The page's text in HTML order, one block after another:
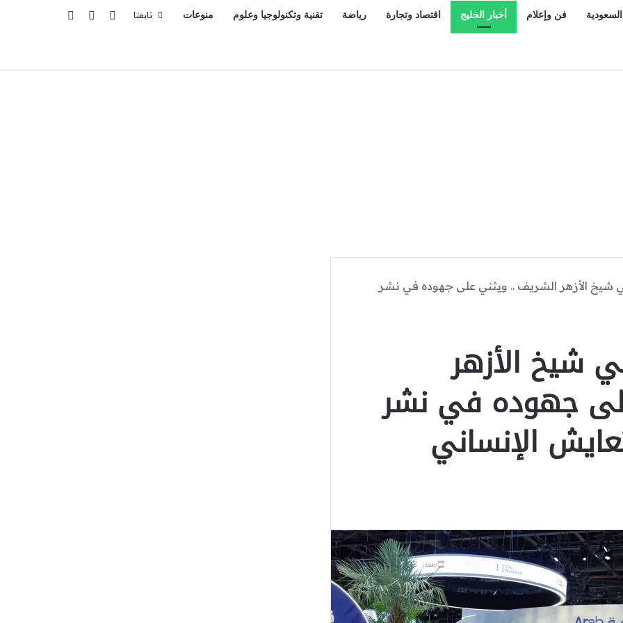
السعودية فن وإعلام أخبار الخليج اقتصاد وتجارة رياضة تقنية وتكنولوجيا وعلوم منوعات تابعنا تسجيل الدخول
إضافة عمود
شيخ الأزهر الشريف .. ويثني على جهوده في نشر
شيخ الأزهر
جهوده في نشر
الإنساني